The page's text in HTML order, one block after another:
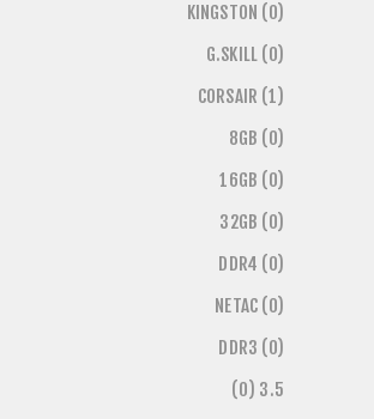
KINGSTON (0)
G.SKILL (0)
CORSAIR (1)
8GB (0)
16GB (0)
32GB (0)
DDR4 (0)
NETAC (0)
DDR3 (0)
3.5 (0)